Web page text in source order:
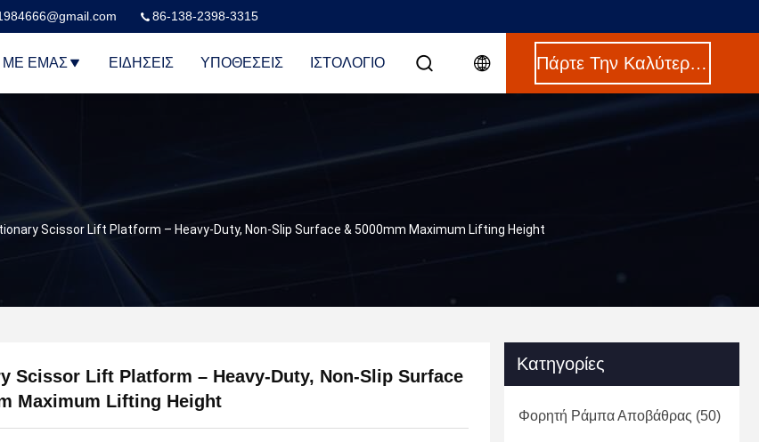
86-138-2398-3315
ΜΕ ΕΜΆΣ ΕΙΔΉΣΕΙΣ ΥΠΟΘΈΣΕΙΣ ΙΣΤΟΛΌΓΙΟ Πάρτε Την Καλύτερη Τιμή
Scissor Lift Platform – Heavy-Duty, Non-Slip Surface & 5000mm Maximum Lifting Height
Scissor Lift Platform – Heavy-Duty, Non-Slip Surface
Maximum Lifting Height
Κατηγορίες
Φορητή Ράμπα Αποβάθρας (50)